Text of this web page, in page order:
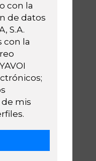
con la
de datos
S.A.
con la
mis